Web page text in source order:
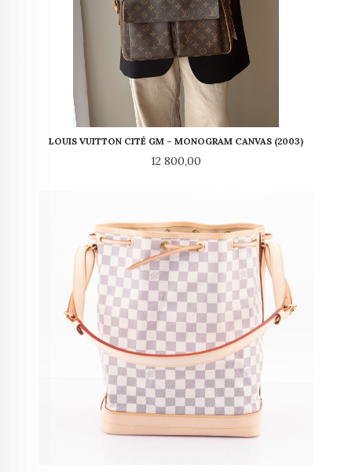
LOUIS VUITTON CITÉ GM – MONOGRAM CANVAS (2003)
Pris
12 800,00